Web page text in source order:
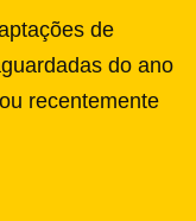
de
do ano
recentemente